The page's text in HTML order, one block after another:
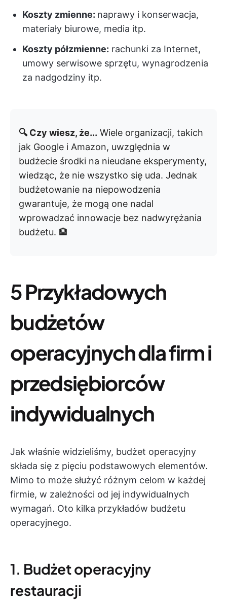
Koszty zmienne: naprawy i konserwacja,
materiały biurowe, media itp.
Koszty półzmienne: rachunki za Internet,
umowy serwisowe sprzętu, wynagrodzenia
za nadgodziny itp.
🔍 Czy wiesz, że... Wiele organizacji, takich
jak Google i Amazon, uwzględnia w
budżecie środki na nieudane eksperymenty,
wiedząc, że nie wszystko się uda. Jednak
budżetowanie na niepowodzenia
gwarantuje, że mogą one nadal
wprowadzać innowacje bez nadwyrężania
budżetu. 🏦
5Przykładowych
budżetów
operacyjnych dla firm i
przedsiębiorców
indywidualnych
Jak właśnie widzieliśmy, budżet operacyjny
składa się z pięciu podstawowych elementów.
Mimo to może służyć różnym celom w każdej
firmie, w zależności od jej indywidualnych
wymagań. Oto kilka przykładów budżetu
operacyjnego.
1. Budżet operacyjny
restauracji